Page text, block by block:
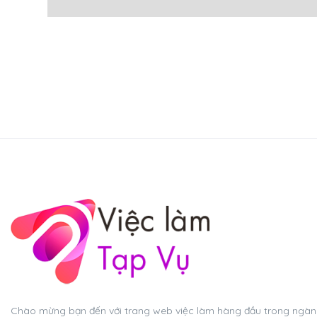
Chào mừng bạn đến với trang web việc làm hàng đầu trong